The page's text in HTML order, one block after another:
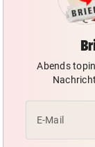
Abends
E-Mail